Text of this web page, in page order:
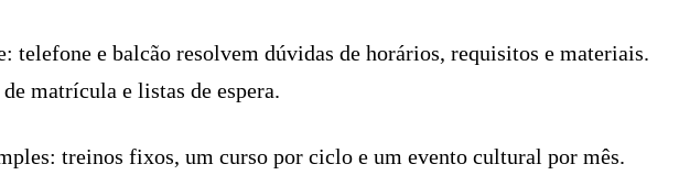
telefone e balcão resolvem dúvidas de horários, requisitos e materiais.
matrícula e listas de espera.
treinos fixos, um curso por ciclo e um evento cultural por mês.